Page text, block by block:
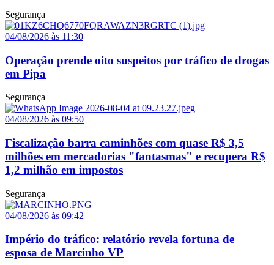
Segurança
04/08/2026 às 11:30
Operação prende oito suspeitos por tráfico de drogas
em Pipa
Segurança
04/08/2026 às 09:50
Fiscalização barra caminhões com quase R$ 3,5
milhões em mercadorias "fantasmas" e recupera R$
1,2 milhão em impostos
Segurança
04/08/2026 às 09:42
Império do tráfico: relatório revela fortuna de
esposa de Marcinho VP